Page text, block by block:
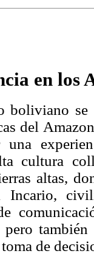
en los
boliviano se
del
una
cultura
altas,
Incario,
pero
de